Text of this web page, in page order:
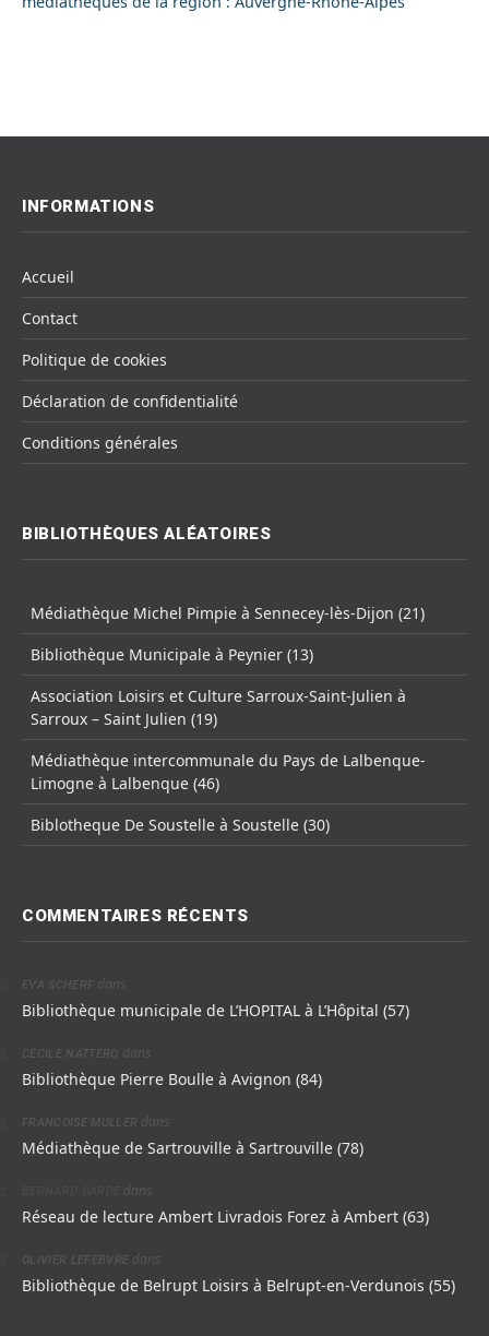
INFORMATIONS
Accueil
Contact
Politique de cookies
Déclaration de confidentialité
Conditions générales
BIBLIOTHÈQUES ALÉATOIRES
Médiathèque Michel Pimpie à Sennecey-lès-Dijon (21)
Bibliothèque Municipale à Peynier (13)
Association Loisirs et Culture Sarroux-Saint-Julien à
Sarroux – Saint Julien (19)
Médiathèque intercommunale du Pays de Lalbenque-
Limogne à Lalbenque (46)
Biblotheque De Soustelle à Soustelle (30)
COMMENTAIRES RÉCENTS
EVA SCHERF dans
Bibliothèque municipale de L’HOPITAL à L’Hôpital (57)
CÉCILE NATTERO dans
Bibliothèque Pierre Boulle à Avignon (84)
FRANCOISE MULLER dans
Médiathèque de Sartrouville à Sartrouville (78)
dans
Réseau de lecture Ambert Livradois Forez à Ambert (63)
OLIVIER LEFEBVRE dans
Bibliothèque de Belrupt Loisirs à Belrupt-en-Verdunois (55)